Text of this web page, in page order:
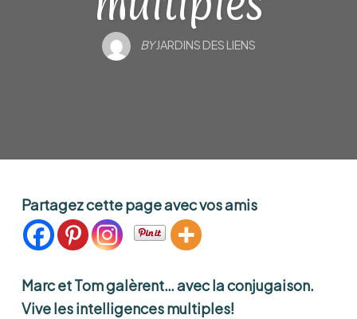
BYJARDINS DES LIENS
Partagez cette page avec vos amis
Marc et Tom galèrent… avec la conjugaison.
Vive les intelligences multiples!